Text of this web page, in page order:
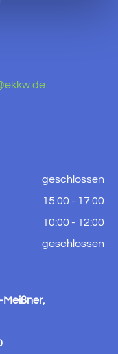
geschlossen
15:00 - 17:00
10:00 - 12:00
geschlossen